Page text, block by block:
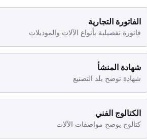
الفاتورة التجارية
فاتورة تفصيلية بأنواع الآلات والموديلات
شهادة المنشأ
شهادة توضح بلد التصنيع
الكتالوج الفني
كتالوج يوضح مواصفات الآلات